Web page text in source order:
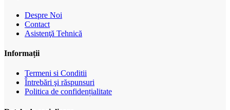
Despre Noi
Contact
Asistenţă Tehnică
Informații
Termeni si Conditii
Întrebări şi răspunsuri
Politica de confidențialitate